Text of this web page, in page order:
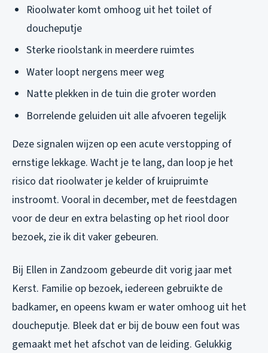
Rioolwater komt omhoog uit het toilet of
doucheputje
Sterke rioolstank in meerdere ruimtes
Water loopt nergens meer weg
Natte plekken in de tuin die groter worden
Borrelende geluiden uit alle afvoeren tegelijk
Deze signalen wijzen op een acute verstopping of
ernstige lekkage. Wacht je te lang, dan loop je het
risico dat rioolwater je kelder of kruipruimte
instroomt. Vooral in december, met de feestdagen
voor de deur en extra belasting op het riool door
bezoek, zie ik dit vaker gebeuren.
Bij Ellen in Zandzoom gebeurde dit vorig jaar met
Kerst. Familie op bezoek, iedereen gebruikte de
badkamer, en opeens kwam er water omhoog uit het
doucheputje. Bleek dat er bij de bouw een fout was
gemaakt met het afschot van de leiding. Gelukkig